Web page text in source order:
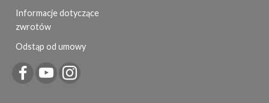
Informacje dotyczące
zwrotów
Odstąp od umowy